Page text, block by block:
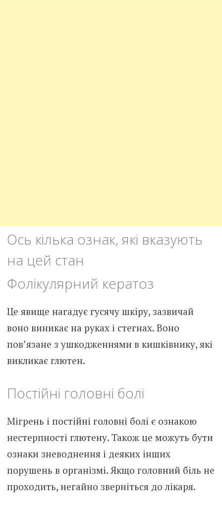
Ось кілька ознак, які вказують
на цей стан
Фолікулярний кератоз
Це явище нагадує гусячу шкіру, зазвичай
воно виникає на руках і стегнах. Воно
пов’язане з ушкодженнями в кишківнику, які
викликає глютен.
Постійні головні болі
Мігрень і постійні головні болі є ознакою
нестерпності глютену. Також це можуть бути
ознаки зневоднення і деяких інших
порушень в організмі. Якщо головний біль не
проходить, негайно зверніться до лікаря.